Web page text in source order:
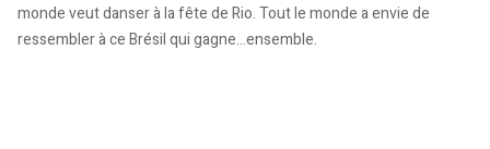
monde veut danser à la fête de Rio. Tout le monde a envie de
ressembler à ce Brésil qui gagne…ensemble.